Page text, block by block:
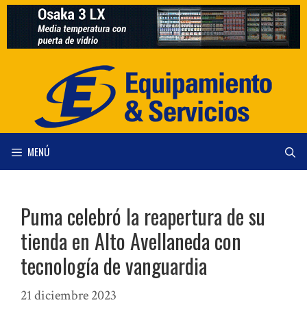
Saltar
contenido
MENÚ
Puma celebró la reapertura de su
tienda en Alto Avellaneda con
tecnología de vanguardia
21 diciembre 2023